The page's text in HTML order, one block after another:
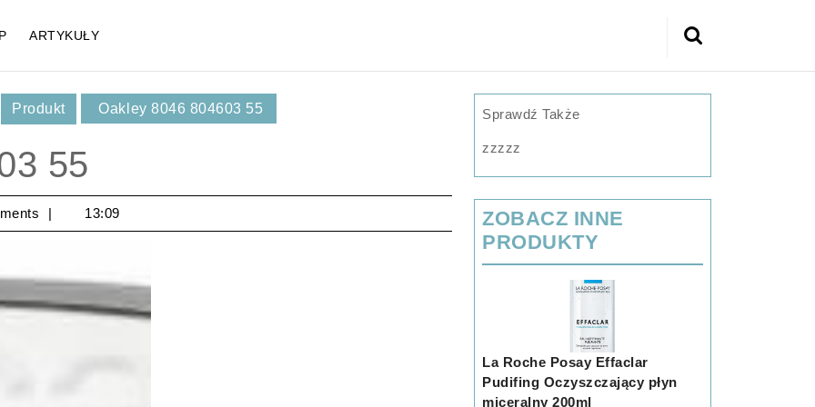
ARTYKUŁY
Search
Produkt Oakley 8046 804603 55
55
13:09
Sprawdź Także
zzzzz
ZOBACZ INNE
PRODUKTY
La Roche Posay Effaclar
Pudifing Oczyszczający płyn
miceralny 200ml